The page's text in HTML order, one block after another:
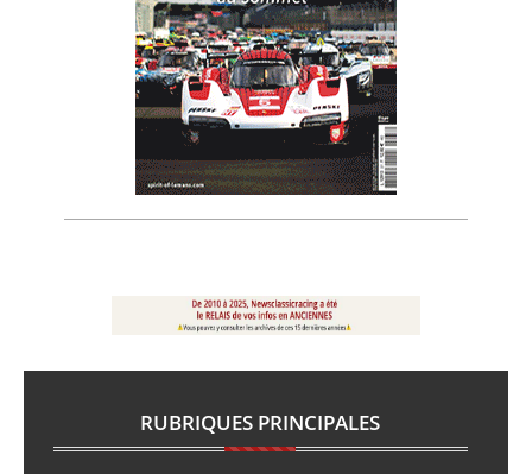
RUBRIQUES PRINCIPALES